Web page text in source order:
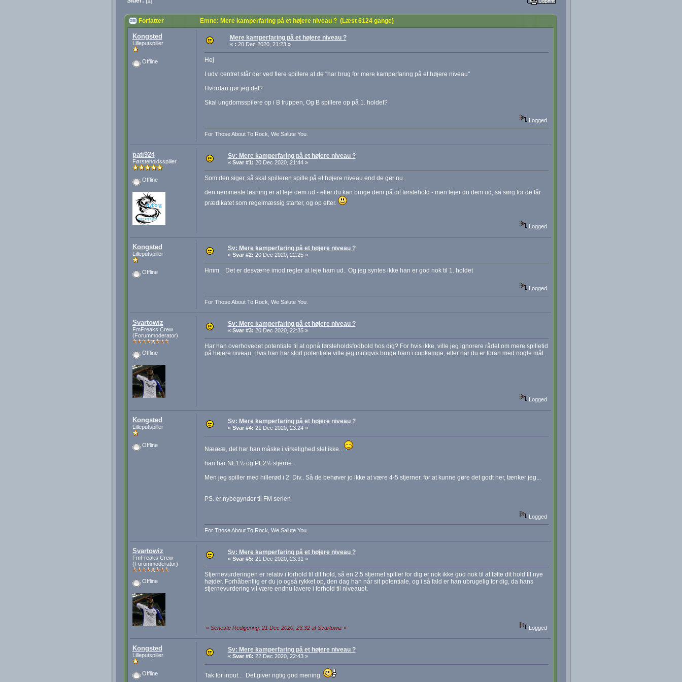
Forfatter Emne: Mere kamperfaring på et højere niveau ? (Læst 6124 gange)
Kongsted
Lilleputspiller
Offline
Mere kamperfaring på et højere niveau ?
« : 20 Dec 2020, 21:23 »
Hej
I udv. centret står der ved flere spillere at de "har brug for mere kamperfaring på et højere niveau"
Hvordan gør jeg det?
Skal ungdomsspilere op i B truppen, Og B spillere op på 1. holdet?
Logged
For Those About To Rock, We Salute You.
pati924
Førsteholdsspiller
Offline
Sv: Mere kamperfaring på et højere niveau ?
« Svar #1: 20 Dec 2020, 21:44 »
Som den siger, så skal spilleren spille på et højere niveau end de gør nu.
den nemmeste løsning er at leje dem ud - eller du kan bruge dem på dit førstehold - men lejer du dem ud, så sørg for de får
prædikatet som regelmæssig starter, og op efter.
Logged
Kongsted
Lilleputspiller
Offline
Sv: Mere kamperfaring på et højere niveau ?
« Svar #2: 20 Dec 2020, 22:25 »
Hmm. Det er desværre imod regler at leje ham ud.. Og jeg syntes ikke han er god nok til 1. holdet
Logged
For Those About To Rock, We Salute You.
Svartowiz
FmFreaks Crew
(Forummoderator)
Offline
Sv: Mere kamperfaring på et højere niveau ?
« Svar #3: 20 Dec 2020, 22:35 »
Har han overhovedet potentiale til at opnå førsteholdsfodbold hos dig? For hvis ikke, ville jeg ignorere rådet om mere spilletid
på højere niveau. Hvis han har stort potentiale ville jeg muligvis bruge ham i cupkampe, eller når du er foran med nogle mål.
Logged
Kongsted
Lilleputspiller
Offline
Sv: Mere kamperfaring på et højere niveau ?
« Svar #4: 21 Dec 2020, 23:24 »
Næææ, det har han måske i virkelighed slet ikke..
han har NE1½ og PE2½ stjerne..
Men jeg spiller med hillerød i 2. Div.. Så de behøver jo ikke at være 4-5 stjerner, for at kunne gøre det godt her, tænker jeg...
PS. er nybegynder til FM serien
Logged
For Those About To Rock, We Salute You.
Svartowiz
FmFreaks Crew
(Forummoderator)
Offline
Sv: Mere kamperfaring på et højere niveau ?
« Svar #5: 21 Dec 2020, 23:31 »
Stjernevurderingen er relativ i forhold til dit hold, så en 2,5 stjernet spiller for dig er nok ikke god nok til at løfte dit hold til nye
højder. Forhåbentlig er du jo også rykket op, den dag han når sit potentiale, og i så fald er han ubrugelig for dig, da hans
stjernevurdering vil være endnu lavere i forhold til niveauet.
« Seneste Redigering: 21 Dec 2020, 23:32 af Svartowiz» Logged
Kongsted
Lilleputspiller
Offline
Sv: Mere kamperfaring på et højere niveau ?
« Svar #6: 22 Dec 2020, 22:43 »
Tak for input... Det giver rigtig god mening